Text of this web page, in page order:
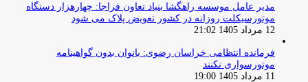
مدیر عامل موسسه راهگشا بنیاد تعاون فراجا: چهارهزار دستگاه
موتورسیکلت روزانه در کشور تعویض پلاک می شود
12 مرداد 1405 21:02
فرمانده انتظامی خراسان رضوی: بانوان بدون گواهینامه
موتورسواری نکنند
11 مرداد 1405 19:00